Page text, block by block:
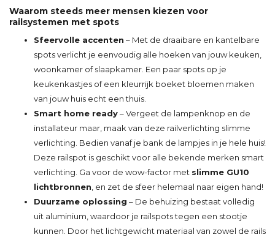
Waarom steeds meer mensen kiezen voor
railsystemen met spots
Sfeervolle accenten – Met de draaibare en kantelbare
spots verlicht je eenvoudig alle hoeken van jouw keuken,
woonkamer of slaapkamer. Een paar spots op je
keukenkastjes of een kleurrijk boeket bloemen maken
van jouw huis echt een thuis.
Smart home ready– Vergeet de lampenknop en de
installateur maar, maak van deze railverlichting slimme
verlichting. Bedien vanaf je bank de lampjes in je hele huis!
Deze railspot is geschikt voor alle bekende merken smart
verlichting. Ga voor de wow-factor met slimme GU10
lichtbronnen , en zet de sfeer helemaal naar eigen hand!
Duurzame oplossing – De behuizing bestaat volledig
uit aluminium, waardoor je railspots tegen een stootje
kunnen. Door het lichtgewicht materiaal van zowel de rails